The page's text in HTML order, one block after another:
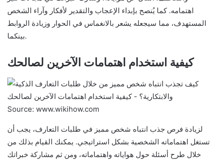
اهتمامه. كما يُنصح بإبداء الإعجاب والتقدير لأفكار وآراء الشخص
المستهدف، مما سيجعله يشعر بالانغماس في الحوار وزيادة الروابط
بينكما.
كيفية استخدام اهتمامات الآخرين لصالحك
Source: www.wikihow.com
لزيادة فرص جذب انتباه شخص مميز في طلبات التعارف، يجب أن
تستغل اهتماماته الشخصية بشكل استراتيجي. يمكنك القيام بذلك من
خلال طرح أسئلة حول هواياته واهتماماته، ومن ثم مشاركة خبراتك